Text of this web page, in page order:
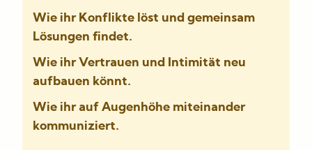
Wie ihr Konflikte löst und gemeinsam
Lösungen findet.
Wie ihr Vertrauen und Intimität neu
aufbauen könnt.
Wie ihr auf Augenhöhe miteinander
kommuniziert.